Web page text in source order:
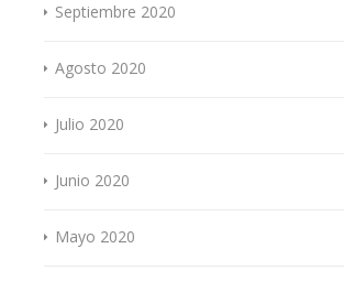
Septiembre 2020
Agosto 2020
Julio 2020
Junio 2020
Mayo 2020